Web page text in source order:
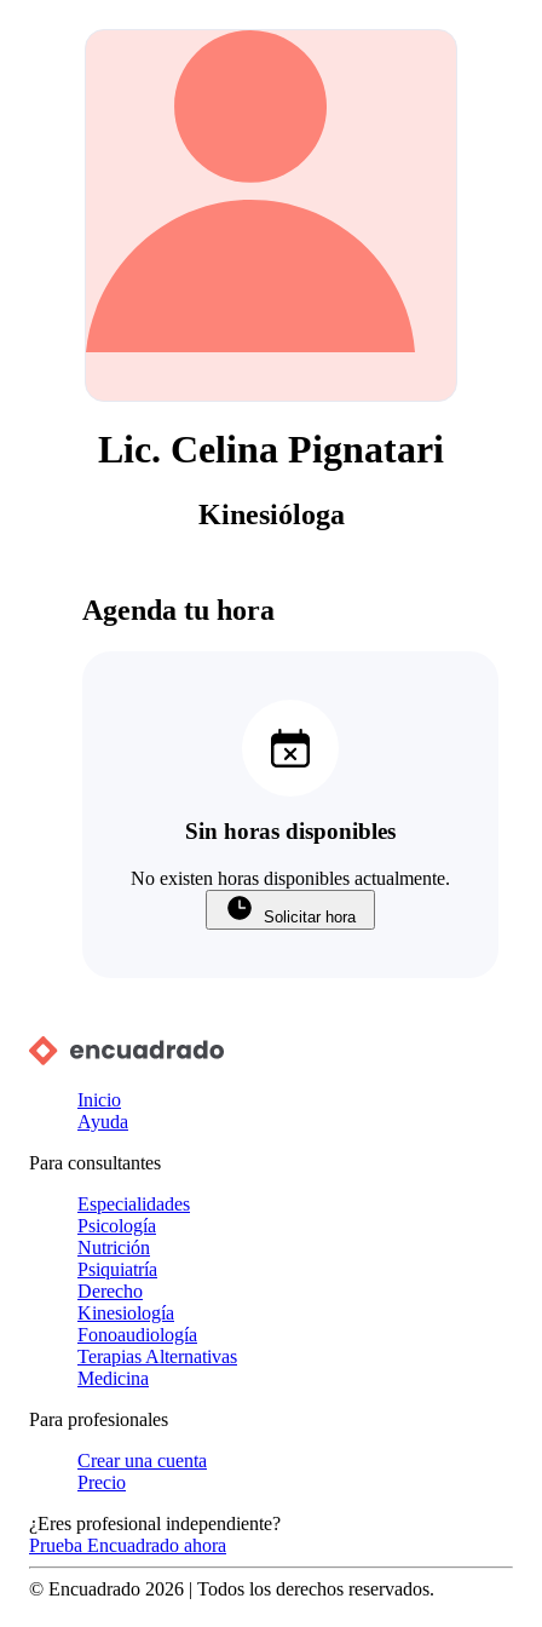
Lic. Celina Pignatari
Kinesióloga
Agenda tu hora
Sin horas disponibles
No existen horas disponibles actualmente.
Solicitar hora
Inicio
Ayuda
Para consultantes
Especialidades
Psicología
Nutrición
Psiquiatría
Derecho
Kinesiología
Fonoaudiología
Terapias Alternativas
Medicina
Para profesionales
Crear una cuenta
Precio
¿Eres profesional independiente?
Prueba Encuadrado ahora
© Encuadrado 2026 | Todos los derechos reservados.